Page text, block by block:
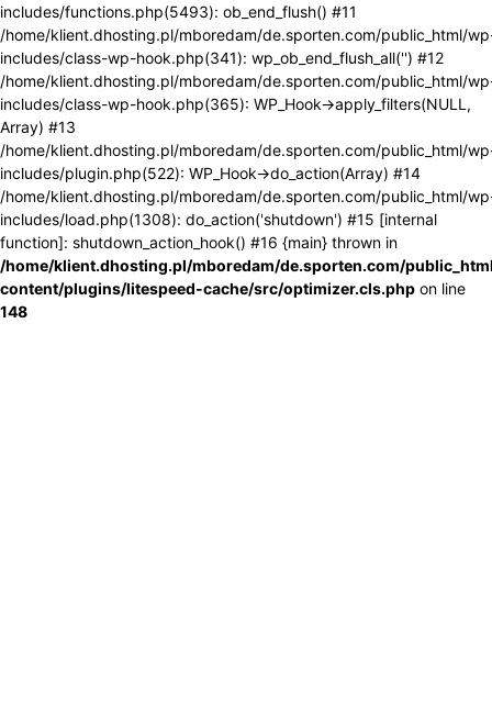
includes/functions.php(5493): ob_end_flush() #11
/home/klient.dhosting.pl/mboredam/de.sporten.com/public_html/
includes/class-wp-hook.php(341): wp_ob_end_flush_all('') #12
/home/klient.dhosting.pl/mboredam/de.sporten.com/public_html/
includes/class-wp-hook.php(365): WP_Hook->apply_filters(NULL,
Array) #13
/home/klient.dhosting.pl/mboredam/de.sporten.com/public_html/
includes/plugin.php(522): WP_Hook->do_action(Array) #14
/home/klient.dhosting.pl/mboredam/de.sporten.com/public_html/
includes/load.php(1308): do_action('shutdown') #15 [internal
function]: shutdown_action_hook() #16 {main} thrown in
/home/klient.dhosting.pl/mboredam/de.sporten.com/
content/plugins/litespeed-cache/src/optimizer.cls.php on line
148